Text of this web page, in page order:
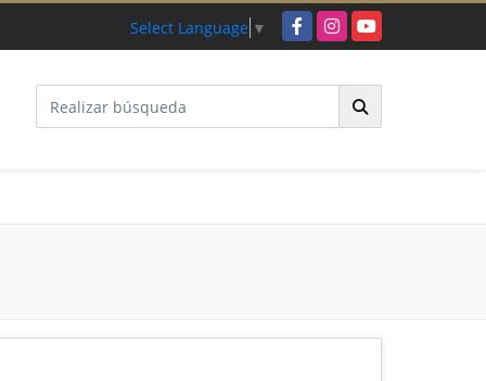
Select Language ▼ FacebookInstagramYouTube